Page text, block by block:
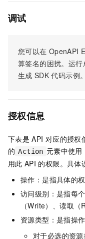
调试
您可以在 OpenAPI
算签名的困扰。运
生成 SDK 代码示例。
授权信息
下表是 API 对应的授权
的 Action 元素中使用
用此 API 的权限。具体
操作：是指具体的权
访问级别：是指每
（Write）、读取（
资源类型：是指操
对于必选的资源